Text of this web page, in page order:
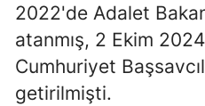
2022'de Adalet
atanmış, 2 Ekim
Cumhuriyet
getirilmişti.